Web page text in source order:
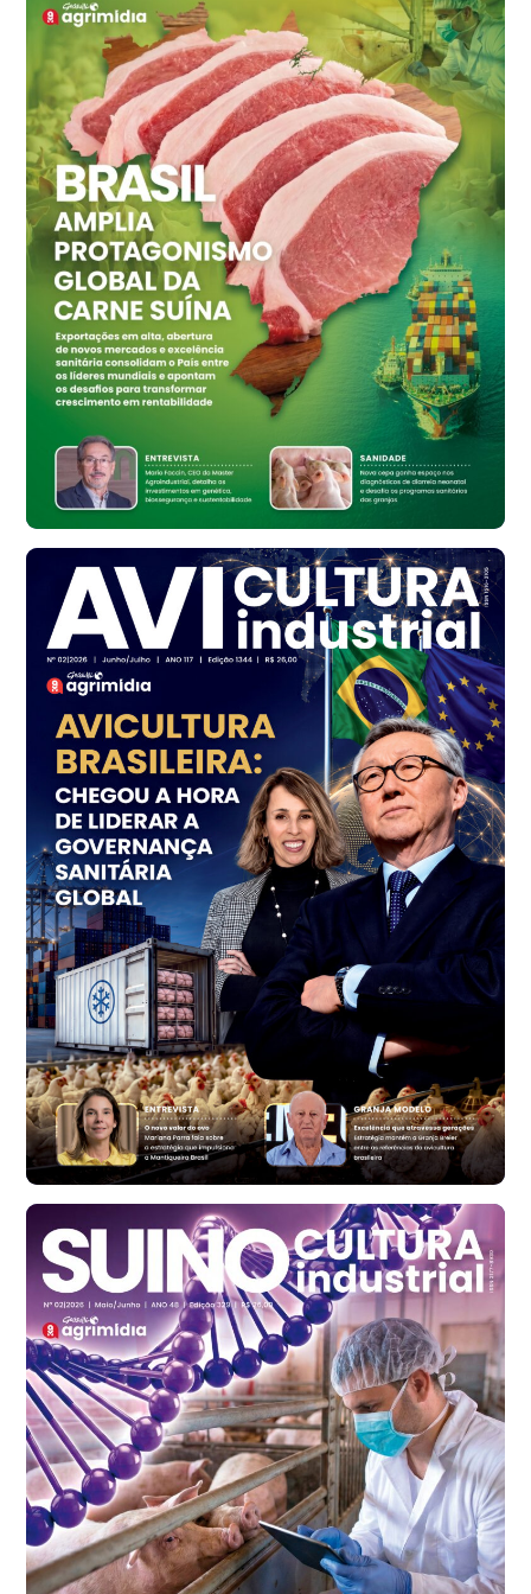
Ovo Vermelho - Regional
Grande São Paulo (SP)
R$ 155,59
cx
Ovo Vermelho - Regional
Vermelho
R$ 159,31
cx
Ovo Branco - Regional
Bastos (SP)
R$ 134,40
cx
Ovo Vermelho - Regional
Bastos (SP)
R$ 147,87
cx
Frango - Indicador
R$ 7,13
kg
Frango - Indicador
SP
R$ 7,15
kg
Trigo Atacado - Regional
PR
R$ 1.414,20
t
Trigo Atacado - Regional
RS
R$ 1.314,40
t
Ovo Vermelho - Regional
Vermelho
R$ 171,15
cx
Ovo Branco - Regional
Santa Maria do Jetibá (ES)
R$ 139,43
cx
Ovo Branco - Regional
Recife (PE)
R$ 149,79
cx
Ovo Vermelho - Regional
Recife (PE)
R$ 158,77
cx